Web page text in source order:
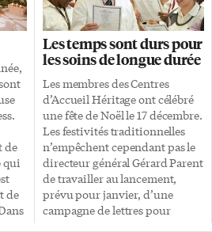
le
se
faillissions à la règle en
présentant de la peinture.
Comme plusieurs le savent,
l’Alliance française a pour
tradition de toujours présenter
de la photographie. Mais il faut
avouer qu’en voyant certains
travaux des élèves de l’école
Monseigneur-de-Charbonnel,
nous comptons nous ouvrir
davantage à cet art», déclare
Jean-Claude Duthion, le
directeur […]
de
qui
de
Les temps sont durs pour
les soins de longue durée
Les membres des Centres
d’Accueil Héritage ont célébré
une fête de Noël le 17 décembre.
Les festivités traditionnelles
n’empêchent cependant pas le
directeur général Gérard Parent
de travailler au lancement,
prévu pour janvier, d’une
campagne de lettres pour